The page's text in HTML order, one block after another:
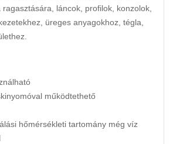
láncok, profilok, konzolok,
üreges anyagokhoz, tégla,
működtethető
hőmérsékleti tartomány még víz